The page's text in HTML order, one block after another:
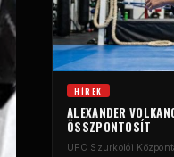
HÍREK
ALEXANDER
ÖSSZPONTOSÍT
UFC Szurkolói Központ